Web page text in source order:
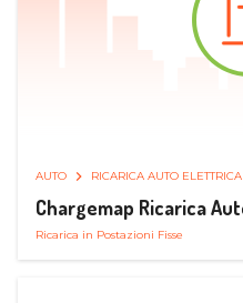
AUTO RICARICA AUTO ELETTRICA
Chargemap Ricarica
Ricarica in Postazioni Fisse